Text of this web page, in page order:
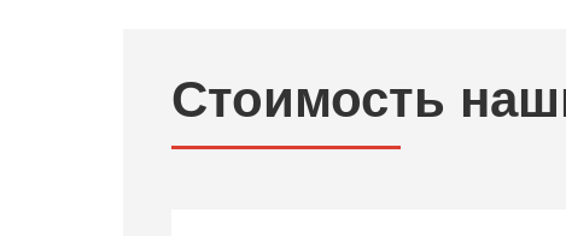
Стоимость